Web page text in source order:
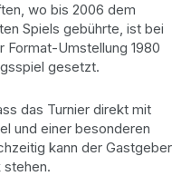
wo bis 2006 dem
Spiels gebührte, ist bei
Umstellung 1980
gesetzt.
das Turnier direkt mit
und einer besonderen
kann der Gastgeber
stehen.